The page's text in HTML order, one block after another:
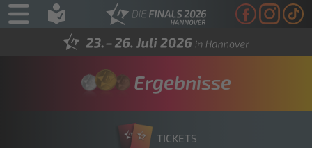
Ergebnisse
TICKETS